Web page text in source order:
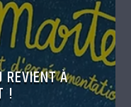
REVIENT À
!